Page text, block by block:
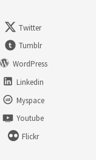
Twitter
Tumblr
WordPress
Linkedin
Myspace
Youtube
Flickr